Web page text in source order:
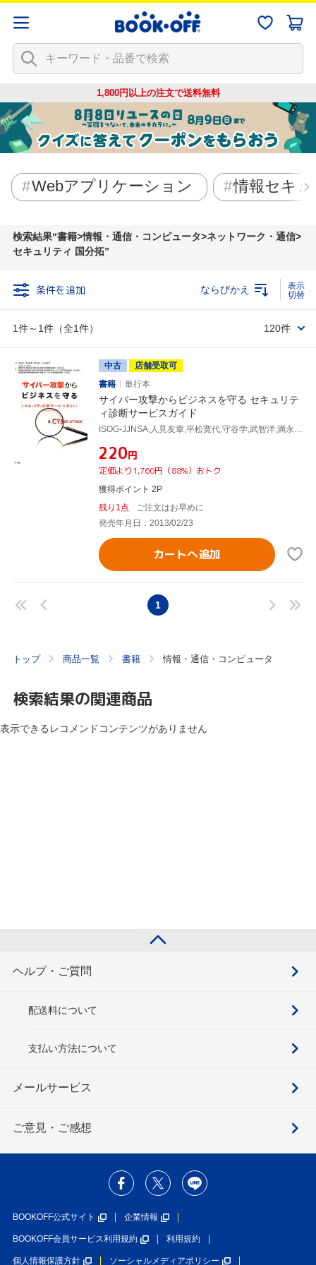
1,800円以上の注文で送料無料
Webアプリケーション 情報セキ
検索結果 書籍>情報・通信・コンピュータ>ネットワーク・通信>
セキュリティ 国分拓
条件を追加
1件～1件（全1件）
ならびかえ
120件
中古
店舗受取可
書籍
単行本
サイバー攻撃からビジネスを守る セキュリテ
ィ診断サービスガイド
¥220円
定価より1,760円（88%）おトク
獲得ポイント 2P
残り1点
ご注文はお早めに
発売年月日：2013/02/23
カートへ追加
1
トップ 商品一覧 書籍 情報・通信・コンピュータ
検索結果の関連商品
表示できるレコメンドコンテンツがありません
ヘルプ・ご質問
配送料について
支払い方法について
メールサービス
ご意見・ご感想
BOOKOFF公式サイト 企業情報
BOOKOFF会員サービス利用規約 利用規約
個人情報保護方針 ソーシャルメディアポリシー